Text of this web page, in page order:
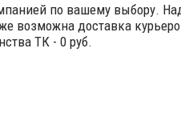
по вашему выбору.
возможна доставка
ТК - 0 руб.